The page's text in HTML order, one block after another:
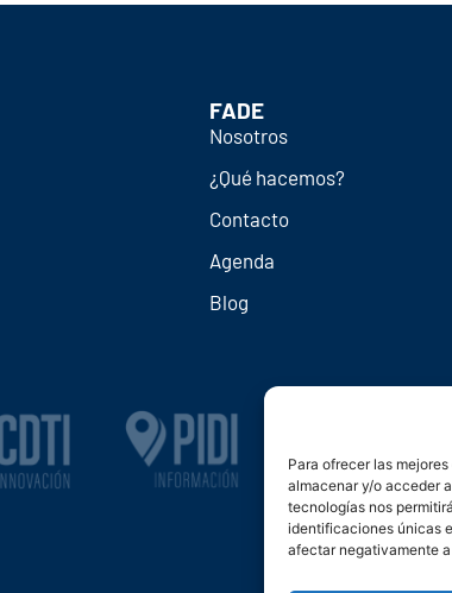
Para ofrecer las
almacenar y/o acceder
tecnologías nos
identificaciones únicas
afectar negativamente
FADE
Nosotros
¿Qué hacemos?
Contacto
Agenda
Blog